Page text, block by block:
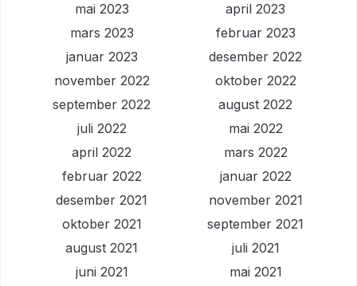
mai 2023
april 2023
mars 2023
februar 2023
januar 2023
desember 2022
november 2022
oktober 2022
september 2022
august 2022
juli 2022
mai 2022
april 2022
mars 2022
februar 2022
januar 2022
desember 2021
november 2021
oktober 2021
september 2021
august 2021
juli 2021
juni 2021
mai 2021